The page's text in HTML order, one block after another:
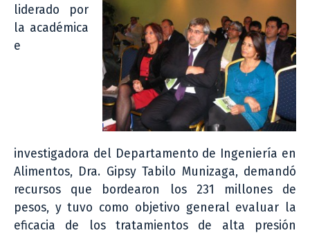
liderado por
la académica
e
investigadora del Departamento de Ingeniería en
Alimentos, Dra. Gipsy Tabilo Munizaga, demandó
recursos que bordearon los 231 millones de
pesos, y tuvo como objetivo general evaluar la
eficacia de los tratamientos de alta presión